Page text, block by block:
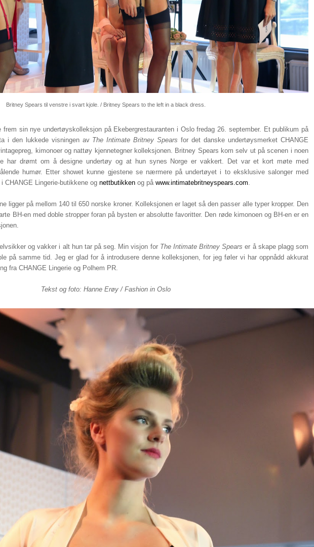
Britney Spears til venstre i svart kjole. / Britney Spears to the left in a black dress.
frem sin nye undertøyskolleksjon på Ekebergrestauranten i Oslo fredag 26. september. Et publikum på
i den lukkede visningen av The Intimate Britney Spears for det danske undertøysmerket CHANGE
kimonoer og nattøy kjennetegner kolleksjonen. Britney Spears kom selv ut på scenen i noen
har drømt om å designe undertøy og at hun synes Norge er vakkert. Det var et kort møte med
humør. Etter showet kunne gjestene se nærmere på undertøyet i to eksklusive salonger med
CHANGE Lingerie-butikkene og nettbutikken og på www.intimatebritneyspears.com.
ligger på mellom 140 til 650 norske kroner. Kolleksjonen er laget så den passer alle typer kropper. Den
BH-en med doble stropper foran på bysten er absolutte favoritter. Den røde kimonoen og BH-en er en
og vakker i alt hun tar på seg. Min visjon for The Intimate Britney Spears er å skape plagg som
på samme tid. Jeg er glad for å introdusere denne kolleksjonen, for jeg føler vi har oppnådd akkurat
fra CHANGE Lingerie og Polhem PR.
Tekst og foto: Hanne Erøy / Fashion in Oslo